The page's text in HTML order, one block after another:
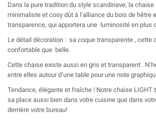
Dans la pure tradition du style scandinave, la chaise
minimaliste et cosy dût à l’alliance du bois de hêtre
transparence, qui apportera une luminosité en plus
Le détail décoration : sa coque transparente , cette
confortable que belle.
Cette chaise existe aussi en gris et transparent .
entre elles autour d’une table pour une note
Tendance, élégante et fraîche ! Notre chaise LIGHT
sa place aussi bien dans votre cuisine que dans
derrière votre bureau!